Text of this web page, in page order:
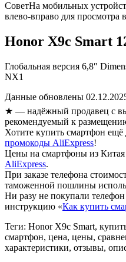
СоветНа мобильных
влево-вправо для просмотра
Honor X9c Smart
Глобальная версия 6,8″
NX1
Данные обновлены
★ — надёжный продавец с
рекомендуемый к
Хотите купить смартфон
промокоды AliExpress!
Цены на смартфоны из Китая
AliExpress.
При заказе телефона
таможенной пошлины
Ни разу не покупали
инструкцию «Как купить
Теги: Honor X9c Smart,
смартфон, цена, цены,
характеристики, отзывы,